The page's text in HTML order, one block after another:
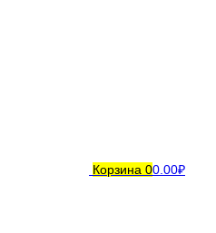
Корзина 00.00₽